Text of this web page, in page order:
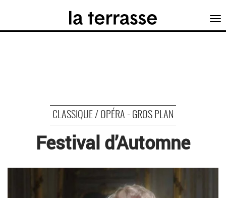
CLASSIQUE / OPÉRA - GROS PLAN
Festival d’Automne